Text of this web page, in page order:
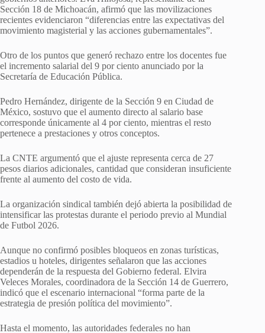
Sección 18 de Michoacán, afirmó que las movilizaciones
recientes evidenciaron “diferencias entre las expectativas del
movimiento magisterial y las acciones gubernamentales”.
Otro de los puntos que generó rechazo entre los docentes fue
el incremento salarial del 9 por ciento anunciado por la
Secretaría de Educación Pública.
Pedro Hernández, dirigente de la Sección 9 en Ciudad de
México, sostuvo que el aumento directo al salario base
corresponde únicamente al 4 por ciento, mientras el resto
pertenece a prestaciones y otros conceptos.
La CNTE argumentó que el ajuste representa cerca de 27
pesos diarios adicionales, cantidad que consideran insuficiente
frente al aumento del costo de vida.
La organización sindical también dejó abierta la posibilidad de
intensificar las protestas durante el periodo previo al Mundial
de Futbol 2026.
Aunque no confirmó posibles bloqueos en zonas turísticas,
estadios u hoteles, dirigentes señalaron que las acciones
dependerán de la respuesta del Gobierno federal. Elvira
Veleces Morales, coordinadora de la Sección 14 de Guerrero,
indicó que el escenario internacional “forma parte de la
estrategia de presión política del movimiento”.
Hasta el momento, las autoridades federales no han